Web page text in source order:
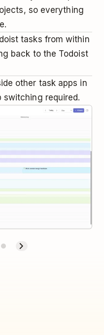
so everything
tasks from within
back to the Todoist
other task apps in
switching required.